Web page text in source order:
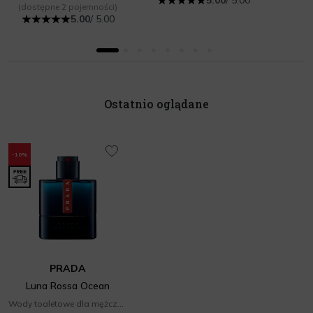
(dostępne 2 pojemności)
5.00/ 5.00
Ostatnio oglądane
-10%
PRADA
Luna Rossa Ocean